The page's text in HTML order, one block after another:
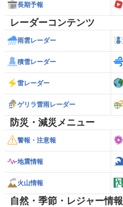
長期予報
レーダーコンテンツ
雨雲レーダー
積雪レーダー
雷レーダー
ゲリラ雷雨レーダー
防災・減災メニュー
警報・注意報
地震情報
火山情報
自然・季節・レジャー情報